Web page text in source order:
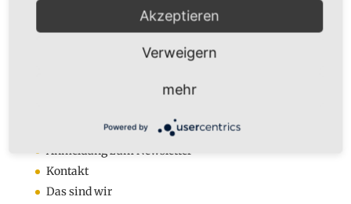
Fax +49 (0)2324-570405
Anmeldung zum Newsletter
Kontakt
Das sind wir
Akzeptieren
Verweigern
mehr
Powered by